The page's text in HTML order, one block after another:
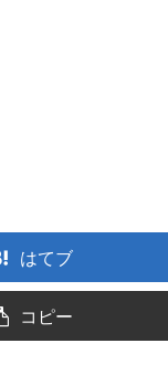
はてブ
コピー